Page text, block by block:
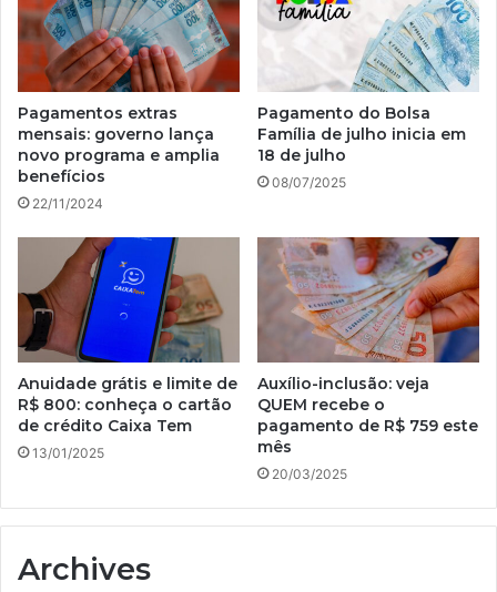
Pagamentos extras
mensais: governo lança
novo programa e amplia
benefícios
22/11/2024
Pagamento do Bolsa
Família de julho inicia em
18 de julho
08/07/2025
Anuidade grátis e limite de
R$ 800: conheça o cartão
de crédito Caixa Tem
13/01/2025
Auxílio-inclusão: veja
QUEM recebe o
pagamento de R$ 759 este
mês
20/03/2025
Archives